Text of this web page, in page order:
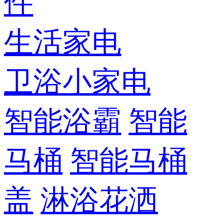
生活家电
卫浴小家电
智能浴霸 智能
马桶 智能马桶
盖 淋浴花洒